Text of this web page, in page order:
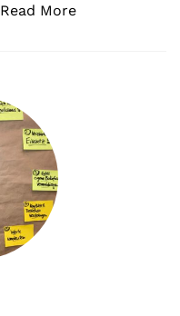
Read More„Was tun,